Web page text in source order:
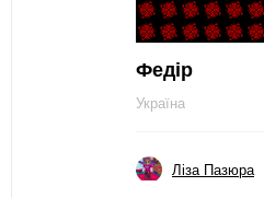
Федір
Україна
Ліза Пазюра